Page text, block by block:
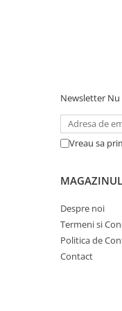
Foarfeci tuns oi
Incubatoare oua
Newsletter
Vreau sa
Despre noi
Termeni si
Politica de
Contact